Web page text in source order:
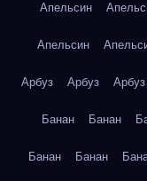
Апельсин
Апельсин
Арбуз Арбуз Арбуз
Банан Банан
Банан Банан